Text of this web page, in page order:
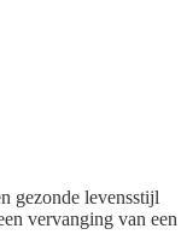
gezonde levensstijl
vervanging van een